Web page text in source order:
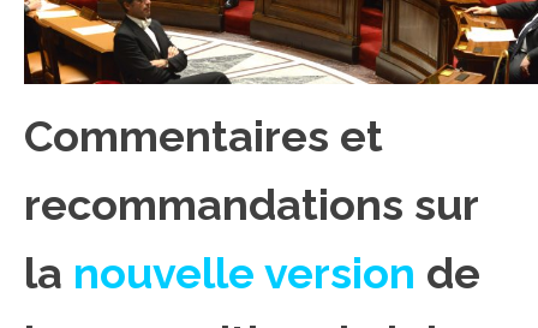
Commentaires et
recommandations sur
la nouvelle version de